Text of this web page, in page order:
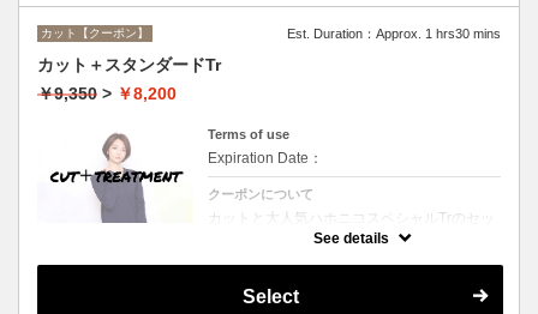
カット【クーポン】 Est. Duration：Approx. 1 hrs30 mins
カット＋スタンダードTr
￥9,350 > ￥8,200
Terms of use
Expiration Date：
クーポンについて
カットと大人気ハホニコスペシャルTrのセッ
トメニュー☆シャンプー、ブロー付。ロング
See details
Select